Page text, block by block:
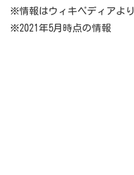
※情報はウィキペディアより
※2021年5月時点の情報